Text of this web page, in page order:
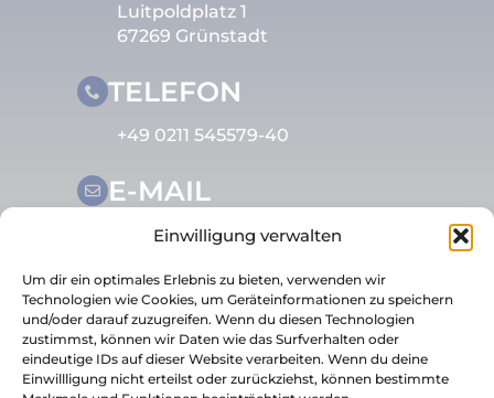
Einwilligung verwalten
Um dir ein optimales Erlebnis zu bieten, verwenden wir
Technologien wie Cookies, um Geräteinformationen zu speichern
und/oder darauf zuzugreifen. Wenn du diesen Technologien
zustimmst, können wir Daten wie das Surfverhalten oder
eindeutige IDs auf dieser Website verarbeiten. Wenn du deine
Einwillligung nicht erteilst oder zurückziehst, können bestimmte
Luitpoldplatz 1
67269 Grünstadt
TELEFON
+49 0211 545579-40
E-MAIL
info@startime-services.de
© 2026 STARTIME Services GmbH